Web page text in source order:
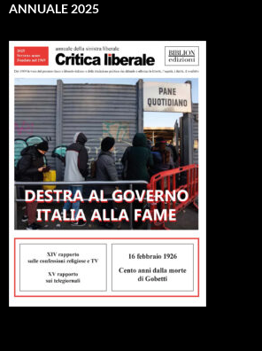
ANNUALE 2025